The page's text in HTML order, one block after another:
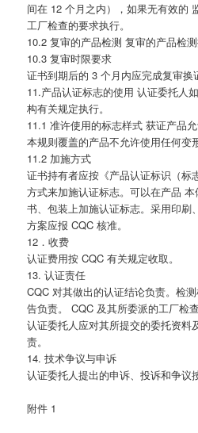
间在 12 个月之内），如果无有效的
工厂检查的要求执行。
10.2 复审的产品检测 复审的产品检测
10.3 复审时限要求
证书到期后的 3 个月内应完成复审换
11.产品认证标志的使用 认证委托人
构有关规定执行。
11.1 准许使用的标志样式 获证产品
本规则覆盖的产品不允许使用任何变
11.2 加施方式
证书持有者应按《产品认证标识（标
方式来加施认证标志。可以在产品
书、包装上加施认证标志。采用印刷
方案应报 CQC 核准。
12．收费
认证费用按 CQC 有关规定收取。
13. 认证责任
CQC 对其做出的认证结论负责。检
告负责。 CQC 及其所委派的工厂检
认证委托人应对其所提交的委托资料
责。
14. 技术争议与申诉
认证委托人提出的申诉、投诉和争议
附件 1